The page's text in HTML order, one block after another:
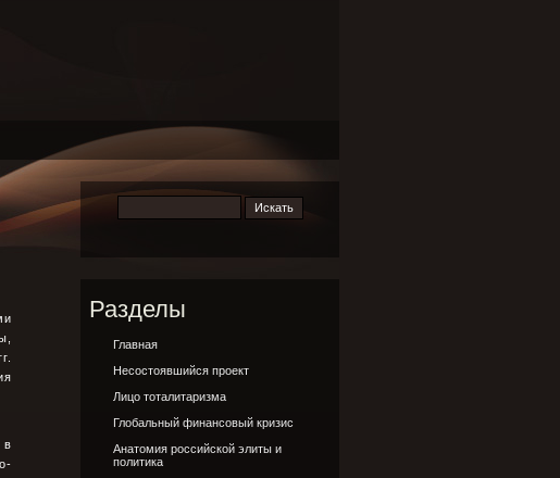
в
Разделы
Главная
Несостоявшийся проект
Лицо тоталитаризма
Глобальный финансовый кризис
Анатомия российской элиты и
политика